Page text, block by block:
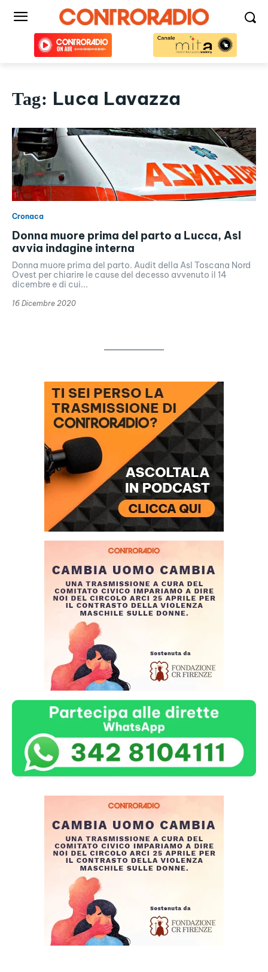
Tag: Luca Lavazza
Cronaca
Donna muore prima del parto a Lucca, Asl
avvia indagine interna
Donna muore prima del parto. Audit della Asl Toscana Nord
Ovest per chiarire le cause del decesso avvenuto il 14
dicembre e di cui...
16 Dicembre 2020